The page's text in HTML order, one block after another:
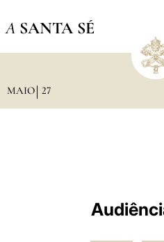
A SANTA SÉ
MAIO 27